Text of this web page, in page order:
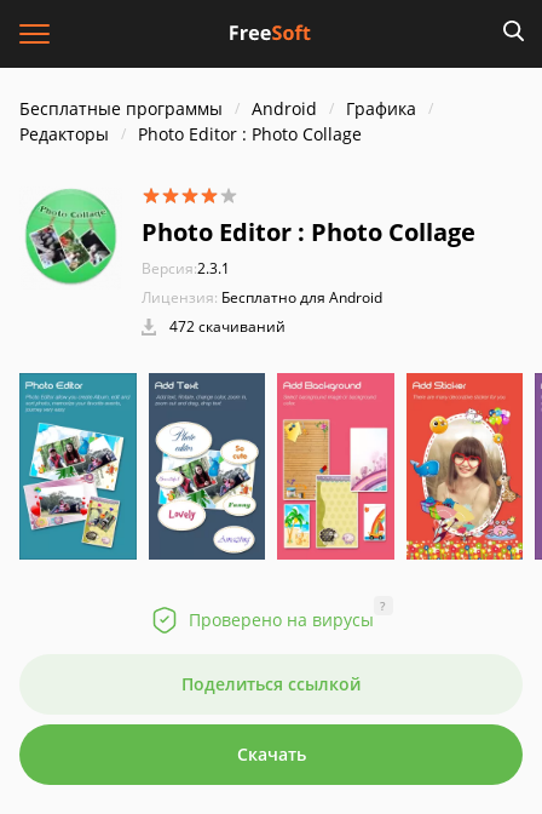
Бесплатные программы Android
Графика
Редакторы
Photo Editor : Photo Collage
Photo Editor : Photo Collage
Версия:2.3.1
Лицензия: Бесплатно для Android
472 скачиваний
Проверено на вирусы
?
Поделиться ссылкой
Скачать